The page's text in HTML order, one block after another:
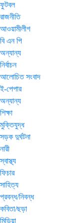
ফুটবল
রাজনীতি
আওয়ামীলীগ
বি এন পি
অন্যান্য
নির্বাচন
আলোচিত সংবাদ
ই-পেপার
অন্যান্য
শিক্ষা
মুক্তিযুদ্ধ
সড়ক দুর্ঘটনা
নারী
স্বাস্থ্য
ফিচার
সাহিত্য
প্রবন্ধ/নিবন্ধ
কবিতা/ছড়া
মিডিয়া